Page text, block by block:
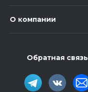
О компании
Обратная связь